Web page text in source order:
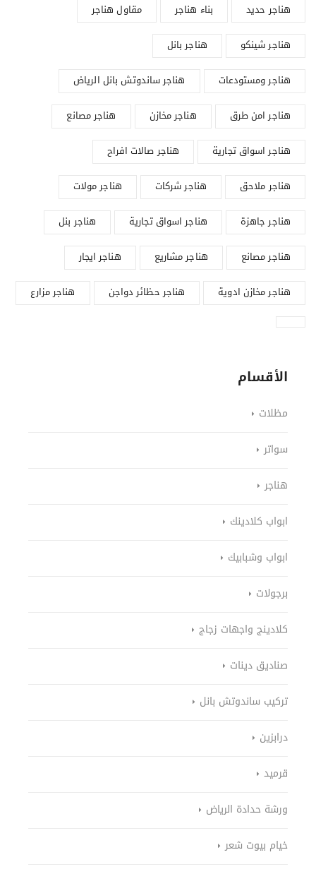
مقاول هناجر
بناء هناجر
هناجر حديد
هناجر بانل
هناجر شينكو
هناجر ساندوتش بانل الرياض
هناجر ومستودعات
هناجر مصانع
هناجر مخازن
هناجر امن طرق
هناجر صالات افراح
هناجر اسواق تجارية
هناجر مولات
هناجر شركات
هناجر ملاحق
هناجر بنل
هناجر اسواق تجارية
هناجر جاهزة
هناجر ايجار
هناجر مشاريع
هناجر مصانع
هناجر مزارع
هناجر حظائر دواجن هناجر مخازن ادوية
الأقسام
مظلات
سواتر
هناجر
ابواب كلادينك
ابواب وشبابيك
برجولات
كلادينج واجهات زجاج
صناديق دينات
تركيب ساندوتش بانل
درابزين
قرميد
ورشة حدادة الرياض
خيام بيوت شعر